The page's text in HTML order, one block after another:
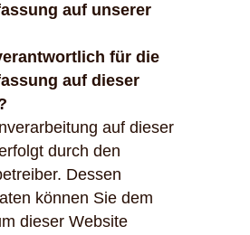
auf unserer
für die
auf dieser
auf dieser
durch den
Dessen
können Sie dem
dieser Website